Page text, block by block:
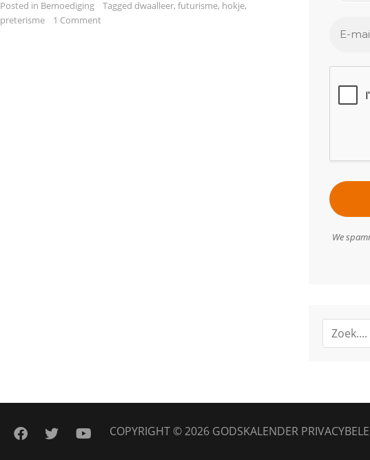
Posted in Bemoediging Tagged dwaalleer, futurisme, hokje,
preterisme
1 Comment
We
facebook
twitteryoutube
COPYRIGHT © 2026 GODSKALENDER